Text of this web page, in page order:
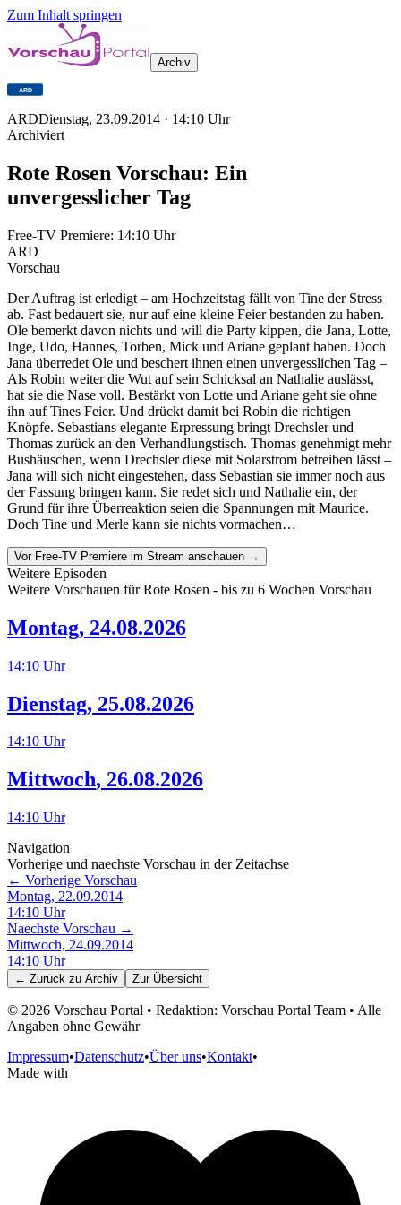
Zum Inhalt springen
Archiv
ARDDienstag, 23.09.2014 · 14:10 Uhr
Archiviert
Rote Rosen Vorschau: Ein
unvergesslicher Tag
Free-TV Premiere: 14:10 Uhr
ARD
Vorschau
Der Auftrag ist erledigt – am Hochzeitstag fällt von Tine der Stress
ab. Fast bedauert sie, nur auf eine kleine Feier bestanden zu haben.
Ole bemerkt davon nichts und will die Party kippen, die Jana, Lotte,
Inge, Udo, Hannes, Torben, Mick und Ariane geplant haben. Doch
Jana überredet Ole und beschert ihnen einen unvergesslichen Tag –
Als Robin weiter die Wut auf sein Schicksal an Nathalie auslässt,
hat sie die Nase voll. Bestärkt von Lotte und Ariane geht sie ohne
ihn auf Tines Feier. Und drückt damit bei Robin die richtigen
Knöpfe. Sebastians elegante Erpressung bringt Drechsler und
Thomas zurück an den Verhandlungstisch. Thomas genehmigt mehr
Bushäuschen, wenn Drechsler diese mit Solarstrom betreiben lässt –
Jana will sich nicht eingestehen, dass Sebastian sie immer noch aus
der Fassung bringen kann. Sie redet sich und Nathalie ein, der
Grund für ihre Überreaktion seien die Spannungen mit Maurice.
Doch Tine und Merle kann sie nichts vormachen…
Vor Free-TV Premiere im Stream anschauen →
Weitere Episoden
Weitere Vorschauen fürRote Rosen - bis zu 6 Wochen Vorschau
Montag, 24.08.2026
14:10 Uhr
Dienstag, 25.08.2026
14:10 Uhr
Mittwoch, 26.08.2026
14:10 Uhr
Navigation
Vorherige und naechste Vorschau in der Zeitachse
← Vorherige Vorschau
Montag, 22.09.2014
14:10 Uhr
Naechste Vorschau →
Mittwoch, 24.09.2014
14:10 Uhr
← Zurück zu Archiv Zur Übersicht
© 2026 Vorschau Portal • Redaktion: Vorschau Portal Team • Alle
Angaben ohne Gewähr
Impressum•Datenschutz•Über uns•Kontakt•
Made with